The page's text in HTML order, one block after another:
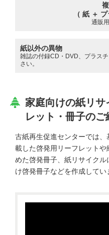
（ 紙 ＋
通販
紙以外の異物
雑誌の付録CD・DVD、プラス
さい。
家庭向けの紙リ
レット・冊子のご
古紙再生促進センターでは
載した啓発用リーフレット
めた啓発冊子、紙リサイク
け啓発冊子などを作成してい